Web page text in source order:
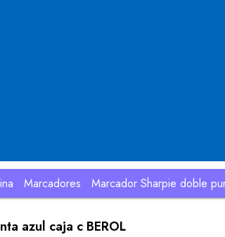
Marcadores Marcador Sharpie doble
azul caja c BEROL